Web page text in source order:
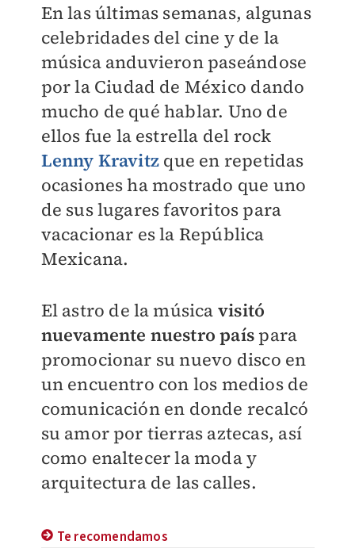
En las últimas semanas, algunas
celebridades del cine y de la
música anduvieron paseándose
por la Ciudad de México dando
mucho de qué hablar. Uno de
ellos fue la estrella del rock
Lenny Kravitz que en repetidas
ocasiones ha mostrado que uno
de sus lugares favoritos para
vacacionar es la República
Mexicana.
El astro de la música visitó
nuevamente nuestro país para
promocionar su nuevo disco en
un encuentro con los medios de
comunicación en donde recalcó
su amor por tierras aztecas, así
como enaltecer la moda y
arquitectura de las calles.
Te recomendamos